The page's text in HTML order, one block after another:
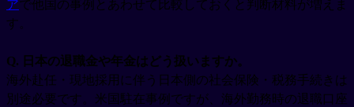
アで他国の事例とあわせて比較しておくと判断材料が増えま
す。
Q. 日本の退職金や年金はどう扱いますか。
海外赴任・現地採用に伴う日本側の社会保険・税務手続きは
別途必要です。米国駐在事例ですが、海外勤務時の退職口座